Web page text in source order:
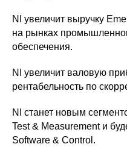
NI увеличит выручку
на рынках
обеспечения.
NI увеличит валовую
рентабельность по
NI станет новым
Test & Measurement и
Software & Control.